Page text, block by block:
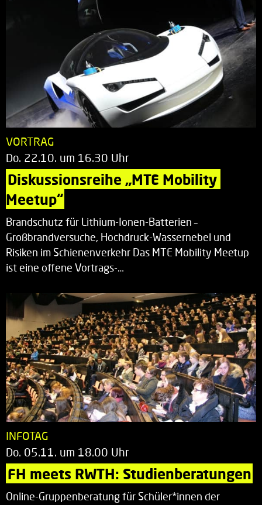
VORTRAG
Do. 22.10. um 16.30 Uhr
Diskussionsreihe „MTE Mobility
Meetup“
Brandschutz für Lithium-Ionen-Batterien –
Großbrandversuche, Hochdruck-Wassernebel und
Risiken im Schienenverkehr Das MTE Mobility Meetup
ist eine offene Vortrags-…
INFOTAG
Do. 05.11. um 18.00 Uhr
FH meets RWTH: Studienberatungen
Online-Gruppenberatung für Schüler*innen der